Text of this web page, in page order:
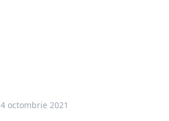
4 octombrie 2021